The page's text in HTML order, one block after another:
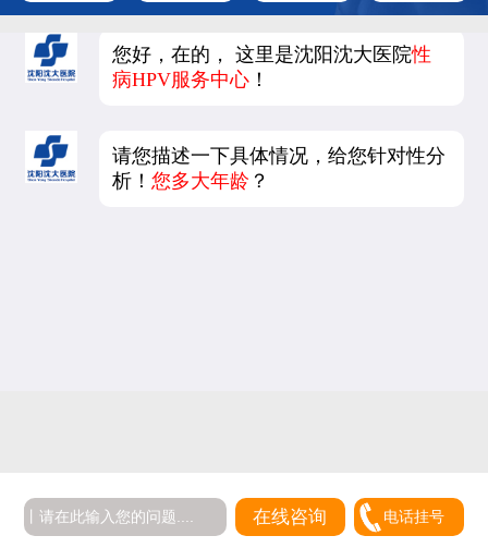
您好，在的， 这里是沈阳沈大医院性
病HPV服务中心 ！
请您描述一下具体情况，给您针对性分
析！您多大年龄 ？
在线咨询 电话挂号